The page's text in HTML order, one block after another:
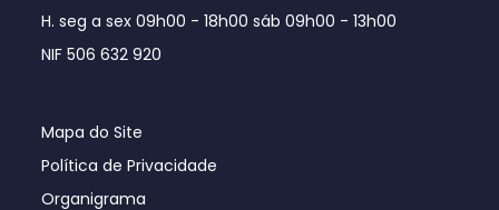
H. seg a sex 09h00 - 18h00 sáb 09h00 - 13h00
NIF 506 632 920
Mapa do Site
Política de Privacidade
Organigrama